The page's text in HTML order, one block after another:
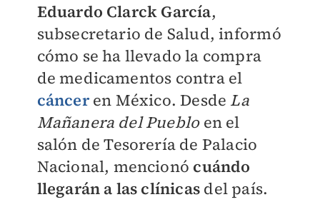
Eduardo Clarck García,
subsecretario de Salud, informó
cómo se ha llevado la compra
de medicamentos contra el
cáncer en México. Desde La
Mañanera del Puebloen el
salón de Tesorería de Palacio
Nacional, mencionó cuándo
llegarán a las clínicas del país.